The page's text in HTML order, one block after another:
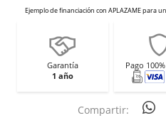
Garantía
1 año
Pago 100%
Compartir: